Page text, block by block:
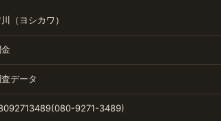
（ヨシカワ）
データ
9271-3489)